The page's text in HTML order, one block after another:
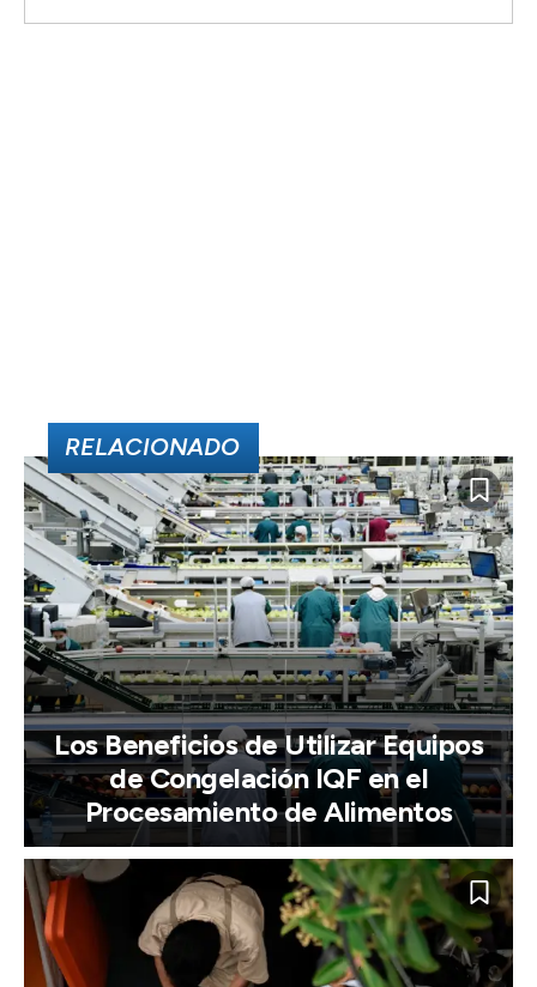
RELACIONADO
Los Beneficios de Utilizar Equipos
de Congelación IQF en el
Procesamiento de Alimentos